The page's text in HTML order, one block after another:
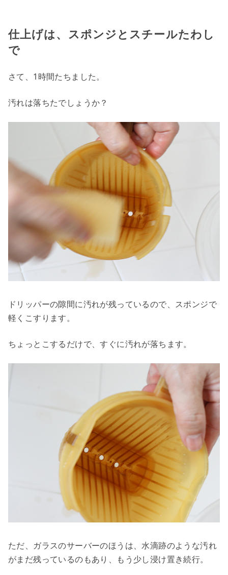
仕上げは、スポンジとスチールたわし
で
さて、1時間たちました。
汚れは落ちたでしょうか？
ドリッパーの隙間に汚れが残っているので、スポンジで
軽くこすります。
ちょっとこするだけで、すぐに汚れが落ちます。
ただ、ガラスのサーバーのほうは、水滴跡のような汚れ
がまだ残っているのもあり、もう少し浸け置き続行。